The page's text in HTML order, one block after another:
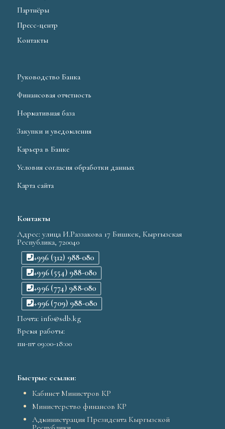
Партнёры
Пресс-центр
Контакты
Руководство Банка
Финансовая отчетность
Нормативная база
Закупки и уведомления
Карьера в Банке
Условия согласия обработки данных
Карта сайта
Контакты
Адрес: улица И.Раззакова 17 Бишкек, Кыргызская
Республика, 720040
+996 (312) 988-080
+996 (554) 988-080
+996 (774) 988-080
+996 (709) 988-080
Почта: info@sdb.kg
Время работы:
пн-пт 09:00-18:00
Быстрые ссылки:
Кабинет Министров КР
Министерство финансов КР
Администрация Президента Кыргызской